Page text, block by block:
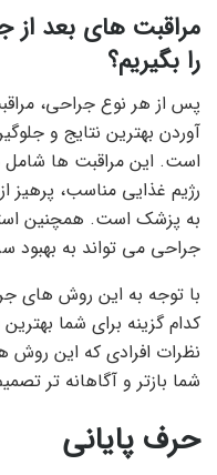
مراقبت های بعد از
را بگیریم؟
پس از هر نوع جراحی،
آوردن بهترین نتایج و
است. این مراقبت ها
رژیم غذایی مناسب، پرهیز
به پزشک است. همچنین
جراحی می تواند به بهبود
با توجه به این روش های
کدام گزینه برای شما
نظرات افرادی که این روش
شما بازتر و آگاهانه تر
حرف پایانی